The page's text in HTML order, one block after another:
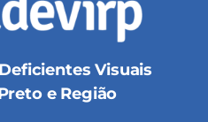
Visuais
e Região